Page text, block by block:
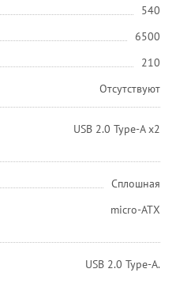
540
6500
210
Отсутствуют
USB 2.0 Type-A х2
Сплошная
micro-ATX
USB 2.0 Type-A.